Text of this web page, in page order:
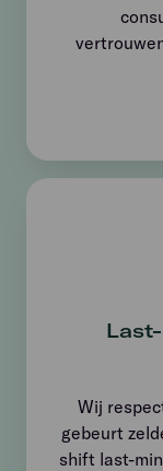
Wij
gebeurt
shift last-